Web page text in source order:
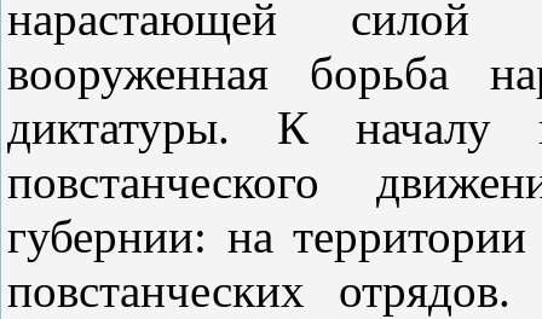
нарастающей силой
вооруженная борьба
диктатуры. К началу
повстанческого
губернии: на
повстанческих